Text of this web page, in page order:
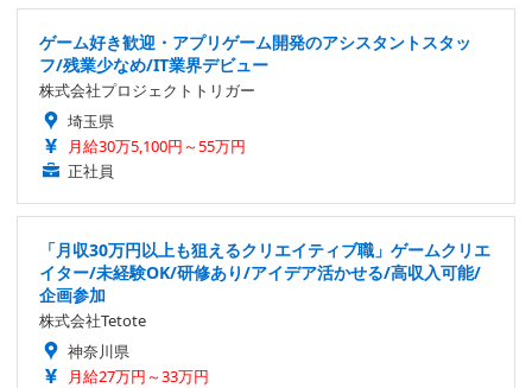
ゲーム好き歓迎・アプリゲーム開発のアシスタントスタッ
フ/残業少なめ/IT業界デビュー
株式会社プロジェクトトリガー
埼玉県
月給30万5,100円～55万円
正社員
「月収30万円以上も狙えるクリエイティブ職」ゲームクリエ
イター/未経験OK/研修あり/アイデア活かせる/高収入可能/
企画参加
株式会社Tetote
神奈川県
月給27万円～33万円